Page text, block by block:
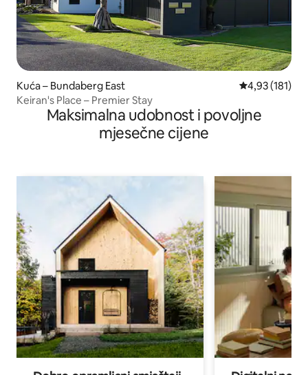
Kuća – Bundaberg East Prosječna
4,93 (181)
Keiran's Place – Premier Stay
Maksimalna udobnost i povoljne
mjesečne cijene